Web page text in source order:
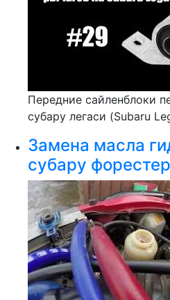
Передние сайленблоки
субару легаси (Subaru
Замена масла
субару форестер